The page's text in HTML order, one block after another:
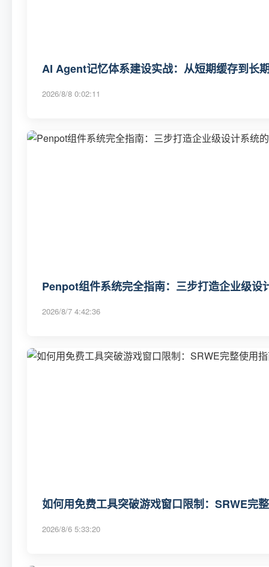
AI Agent记忆体系建设实战：从短期缓存到长
2026/8/8 0:02:11
Penpot组件系统完全指南：三步打造企业级设
2026/8/7 4:42:36
如何用免费工具突破游戏窗口限制：SRWE完
2026/8/6 5:33:20